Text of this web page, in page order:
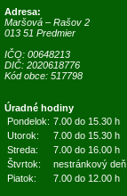
Adresa:
Maršová – Rašov 2
013 51 Predmier
IČO: 00648213
DIČ: 2020618776
Kód obce: 517798
Úradné hodiny
Pondelok: 7.00 do 15.30 h
Utorok:
7.00 do 15.30 h
Streda:
7.00 do 16.00 h
Štvrtok:
nestránkový deň
Piatok:
7.00 do 12.00 h